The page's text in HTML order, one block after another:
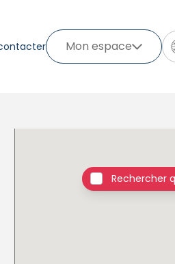
Mon espace
Rechercher